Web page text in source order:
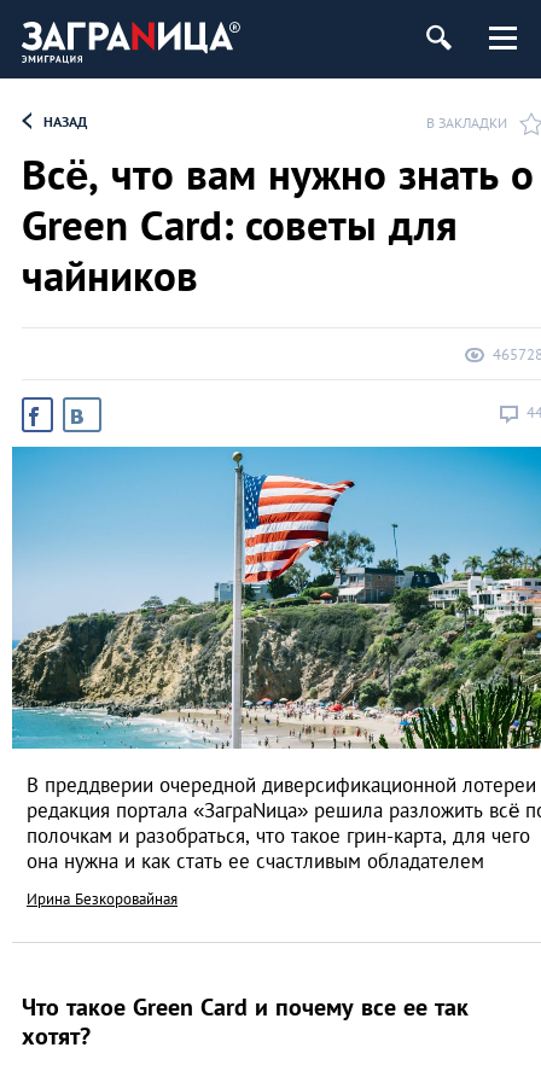
НАЗАД В ЗАКЛАДКИ
Всё, что вам нужно знать о
Green Card: советы для
чайников
В преддверии очередной диверсификационной лотереи
редакция портала «ЗаграNица» решила разложить всё
полочкам и разобраться, что такое грин-карта, для чего
она нужна и как стать ее счастливым обладателем
Ирина Безкоровайная
Что такое Green Card и почему все ее так
хотят?